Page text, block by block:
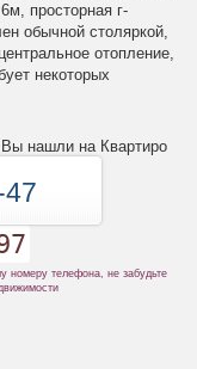
просторная г-
обычной столяркой,
отопление,
некоторых
Вы нашли на Квартиро
номеру телефона, не забудьте